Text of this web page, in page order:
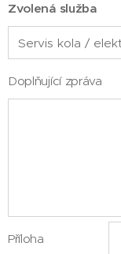
Zvolená služba
Doplňující zpráva
Příloha